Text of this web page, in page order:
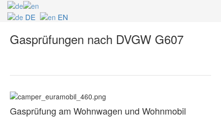
DE EN
Gasprüfungen nach DVGW G607
Gasprüfung am Wohnwagen und Wohnmobil